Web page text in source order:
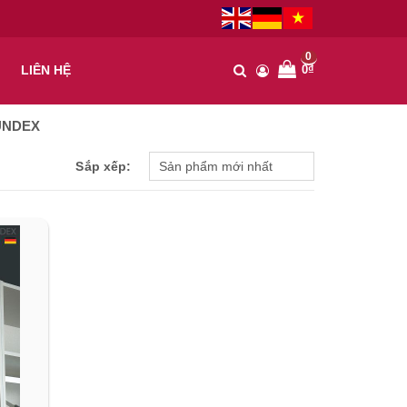
LIÊN HỆ
0
0₫
Sắp xếp: